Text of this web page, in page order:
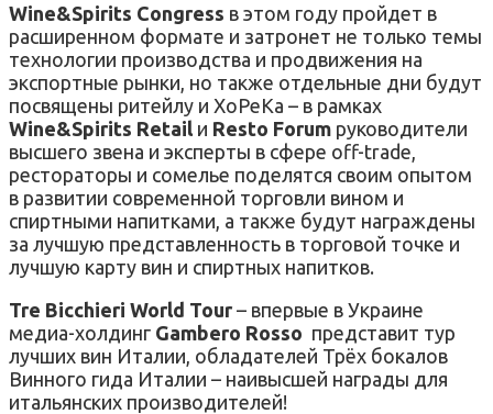
Wine&Spirits Congress в этом году пройдет в
расширенном формате и затронет не только темы
технологии производства и продвижения на
экспортные рынки, но также отдельные дни будут
посвящены ритейлу и ХоРеКа – в рамках
Wine&Spirits Retail и Resto Forum руководители
высшего звена и эксперты в сфере off-trade,
рестораторы и сомелье поделятся своим опытом
в развитии современной торговли вином и
спиртными напитками, а также будут награждены
за лучшую представленность в торговой точке и
лучшую карту вин и спиртных напитков.
Tre Bicchieri World Tour – впервые в Украине
медиа-холдинг Gambero Rosso представит тур
лучших вин Италии, обладателей Трёх бокалов
Винного гида Италии – наивысшей награды для
итальянских производителей!